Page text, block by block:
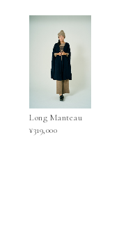
Long Manteau
¥319,000